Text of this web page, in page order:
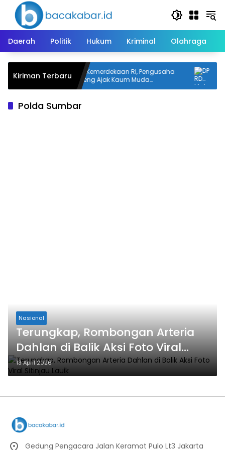
Langsung
konten
Daerah
Politik Hukum Kriminal Olahraga
Kiriman Terbaru
Polisi
Rayakan Kemerdekaan RI, Pengusaha
Asal Kalteng Ajak Kaum Muda
Tingkatkan Semangat Nasionalisme
Polda Sumbar
Nasional
Terungkap, Rombongan Arteria
Dahlan di Balik Aksi Foto Viral
Sitinjau Lauik
13 April 2026
Gedung Pengacara Jalan Keramat Pulo Lt3 Jakarta